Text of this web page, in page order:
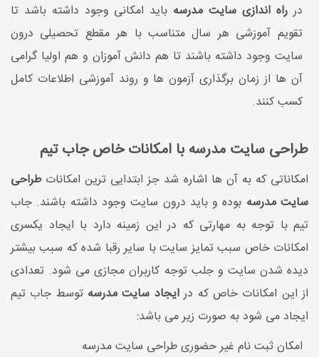
درراه اندازی سایت مدرسه باید امکانی وجود داشته باشد تا
تقویم آموزشی هر سال متناسب با هر مقطع تحصیلی درون
سایت وجود داشته باشند تا هم دانش آموزان و هم اولیا گرامی
آن ها از زمان برگذاری آزمون ها و روند آموزشی اطلاعات کامل
کسب کنند.
طراحی سایت مدرسه با امکانات خاص جاب تیم
امکاناتی که به آن ها اشاره شد جز ابتدایی ترین امکاناتطراحی
سایت مدرسه بوده و باید درون سایت وجود داشته باشند. جاب
تیم با توجه به مهارتی که در این زمینه دارد با ایجاد یکسری
امکانات خاص سبب تمایز سایت با سایر رقبا شده که سبب بیشتر
دیده شدن سایت و جلب توجه کاربران مجازی می شود. تعدادی
از این امکانات خاص که درایجاد سایت مدرسه توسط جاب تیم
ایجاد می شود به صورت زیر می باشد:
امکان ثبت نام غیر حضوری طراحی سایت مدرسه